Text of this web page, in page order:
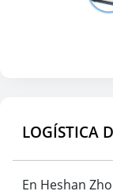
LOGÍSTICA
En Heshan